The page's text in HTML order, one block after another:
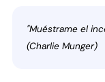
"Muéstrame el
(Charlie Munger)